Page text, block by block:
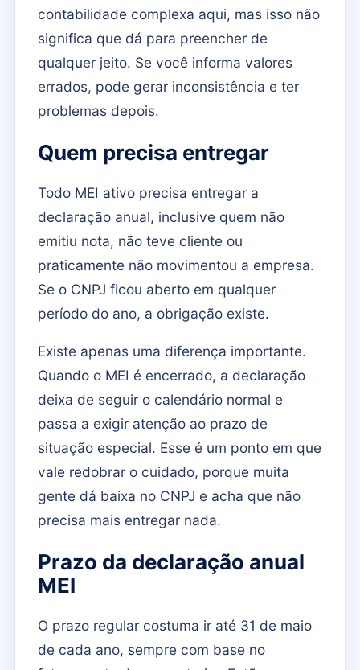
contabilidade complexa aqui, mas isso não
significa que dá para preencher de
qualquer jeito. Se você informa valores
errados, pode gerar inconsistência e ter
problemas depois.
Quem precisa entregar
Todo MEI ativo precisa entregar a
declaração anual, inclusive quem não
emitiu nota, não teve cliente ou
praticamente não movimentou a empresa.
Se o CNPJ ficou aberto em qualquer
período do ano, a obrigação existe.
Existe apenas uma diferença importante.
Quando o MEI é encerrado, a declaração
deixa de seguir o calendário normal e
passa a exigir atenção ao prazo de
situação especial. Esse é um ponto em que
vale redobrar o cuidado, porque muita
gente dá baixa no CNPJ e acha que não
precisa mais entregar nada.
Prazo da declaração anual
MEI
O prazo regular costuma ir até 31 de maio
de cada ano, sempre com base no